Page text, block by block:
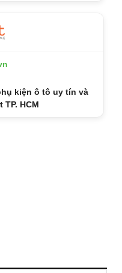
kiện ô tô uy tín và
HCM